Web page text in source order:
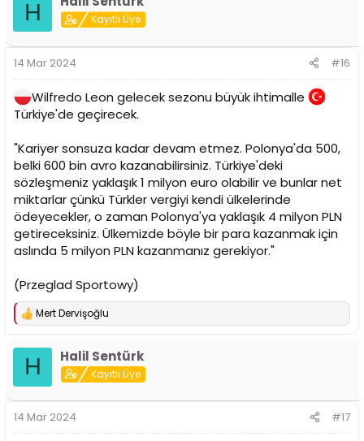
l
:
H Kayıtlı Üye
14 Mar 2024 #16
Wilfredo Leon gelecek sezonu büyük ihtimalle
Türkiye'de geçirecek.
"Kariyer sonsuza kadar devam etmez. Polonya'da 500,
belki 600 bin avro kazanabilirsiniz. Türkiye'deki
sözleşmeniz yaklaşık 1 milyon euro olabilir ve bunlar net
miktarlar çünkü Türkler vergiyi kendi ülkelerinde
ödeyecekler, o zaman Polonya'ya yaklaşık 4 milyon PLN
getireceksiniz. Ülkemizde böyle bir para kazanmak için
aslında 5 milyon PLN kazanmanız gerekiyor."
(Przeglad Sportowy)
T
:
Mert Dervişoğlu
H Halil Sentürk
Kayıtlı Üye
14 Mar 2024 #17